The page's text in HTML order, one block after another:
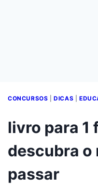
CONCURSOS |DICAS
livro para 1
descubra o
passar